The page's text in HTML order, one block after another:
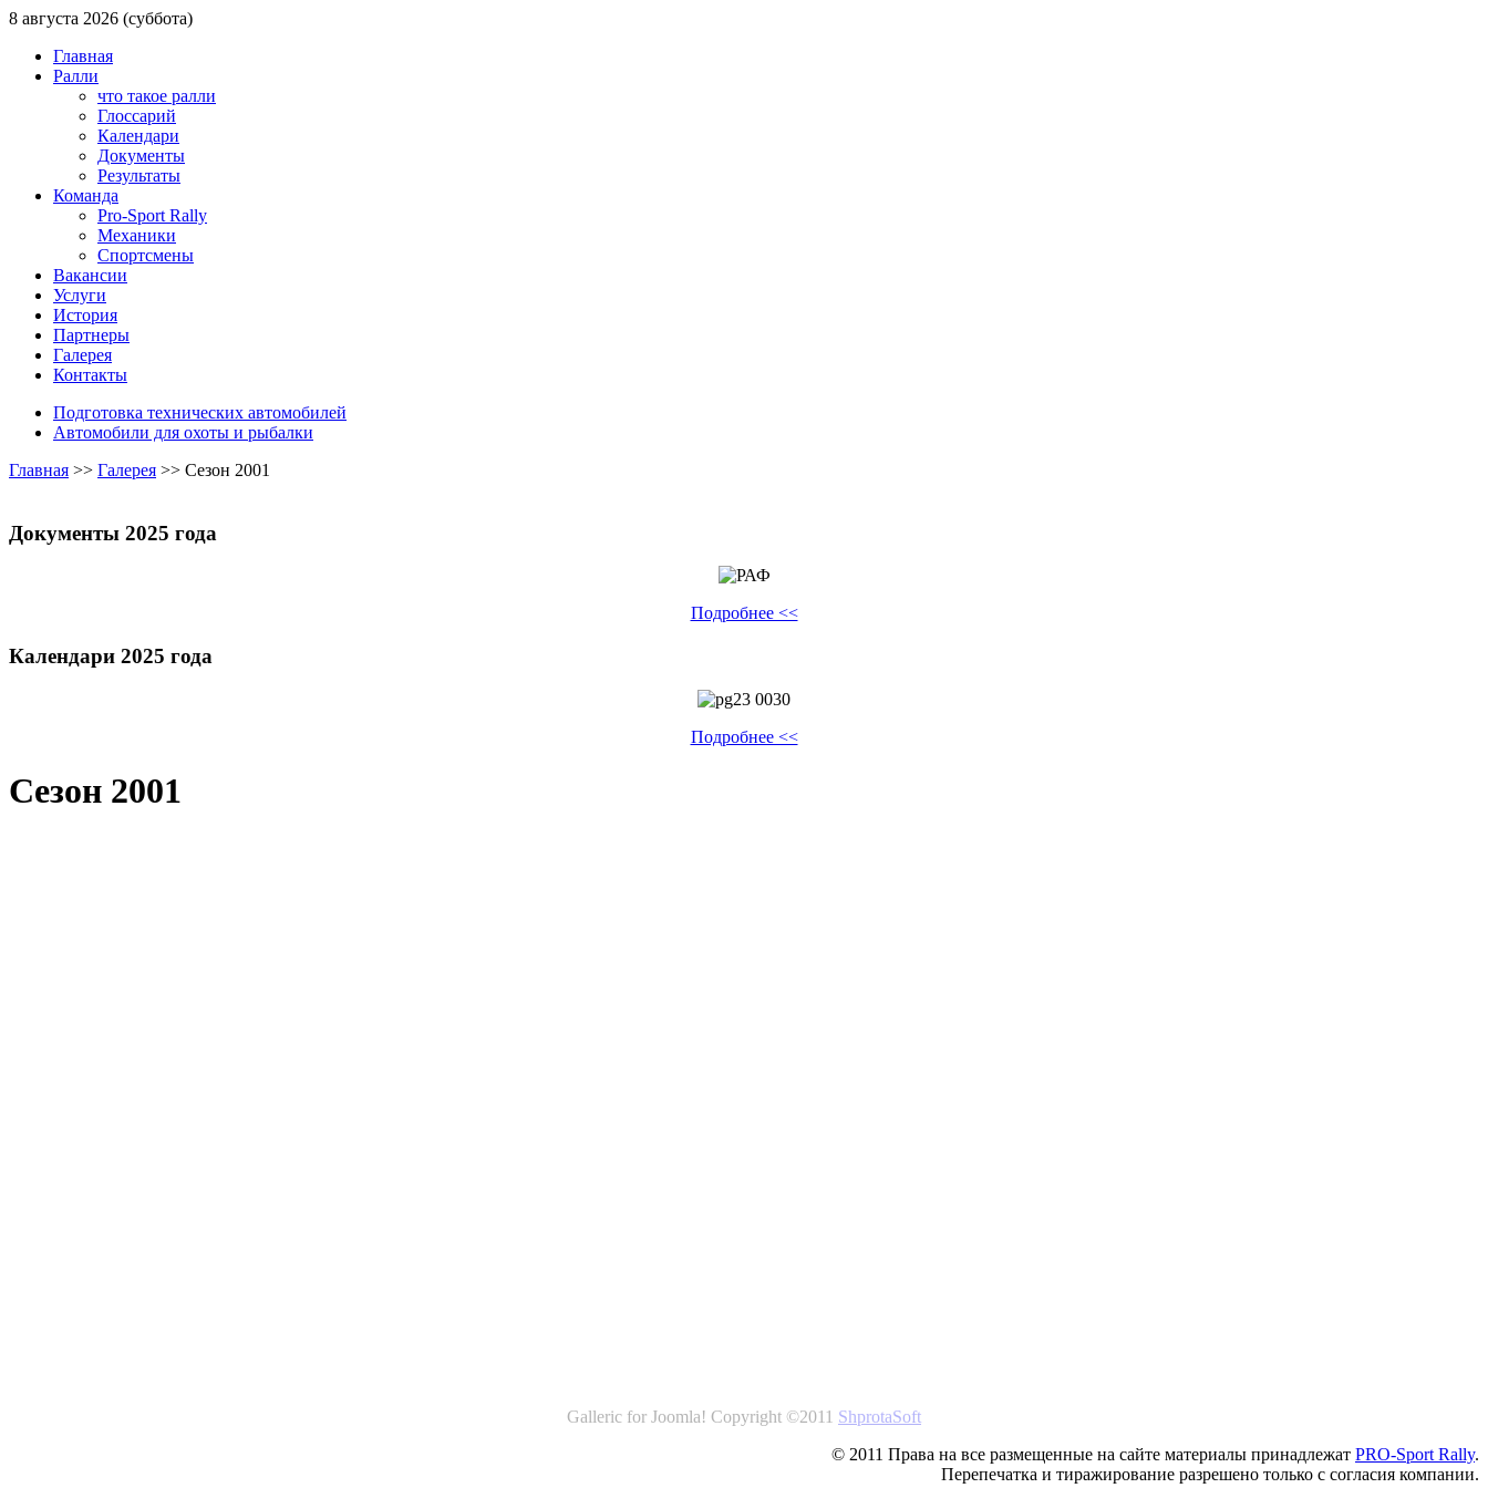
8 августа 2026 (суббота)
Главная
Ралли
что такое ралли
Глоссарий
Календари
Документы
Результаты
Команда
Pro-Sport Rally
Механики
Спортсмены
Вакансии
Услуги
История
Партнеры
Галерея
Контакты
Подготовка технических автомобилей
Автомобили для охоты и рыбалки
Главная >> Галерея >> Сезон 2001
Документы 2025 года
Подробнее <<
Календари 2025 года
Подробнее <<
Сезон 2001
Galleric for Joomla! Copyright ©2011 ShprotaSoft
© 2011 Права на все размещенные на сайте материалы принадлежат PRO-Sport Rally.
Перепечатка и тиражирование разрешено только c согласия компании.